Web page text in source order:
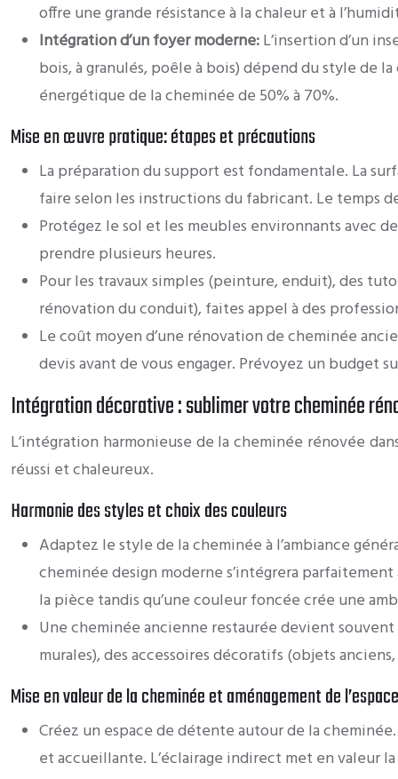
offre une grande résistance à la chaleur et à
Intégration d’un foyer moderne:L’insertion d’un
bois, à granulés, poêle à bois) dépend du style de
énergétique de la cheminée de 50% à 70%.
Mise en œuvre pratique: étapes et précautions
La préparation du support est fondamentale. La
faire selon les instructions du fabricant. Le temps
Protégez le sol et les meubles environnants avec
prendre plusieurs heures.
Pour les travaux simples (peinture, enduit), des
rénovation du conduit), faites appel à des
Le coût moyen d’une rénovation de cheminée
devis avant de vous engager. Prévoyez un budget
Intégration décorative : sublimer votre cheminée
L’intégration harmonieuse de la cheminée rénovée
réussi et chaleureux.
Harmonie des styles et choix des couleurs
Adaptez le style de la cheminée à l’ambiance
cheminée design moderne s’intégrera
la pièce tandis qu’une couleur foncée crée une
Une cheminée ancienne restaurée devient
murales), des accessoires décoratifs (objets
Mise en valeur de la cheminée et aménagement de l’espace
Créez un espace de détente autour de la
et accueillante. L’éclairage indirect met en valeur